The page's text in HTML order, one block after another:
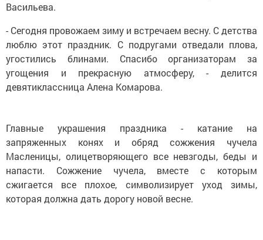
Васильева.
- Сегодня провожаем зиму и встречаем весну. С детства
люблю этот праздник. С подругами отведали плова,
угостились блинами. Спасибо организаторам за
угощения и прекрасную атмосферу, - делится
девятиклассница Алена Комарова.
Главные украшения праздника - катание на
запряженных конях и обряд сожжения чучела
Масленицы, олицетворяющего все невзгоды, беды и
напасти. Сожжение чучела, вместе с которым
сжигается все плохое, символизирует уход зимы,
которая должна дать дорогу новой весне.